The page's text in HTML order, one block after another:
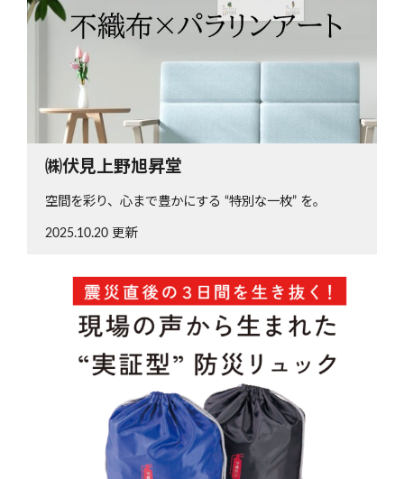
㈱伏見上野旭昇堂
空間を彩り、心まで豊かにする “特別な一枚” を。
2025.10.20 更新